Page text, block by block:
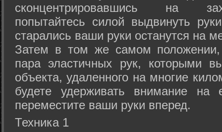
сконцентрировавшись на
попытайтесь силой выдвинуть
старались ваши руки останутся на
Затем в том же самом положении,
пара эластичных рук, которыми
объекта, удаленного на многие
будете удерживать внимание на
переместите ваши руки вперед.
Техника 1